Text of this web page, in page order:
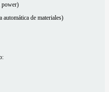
power)
de materiales)